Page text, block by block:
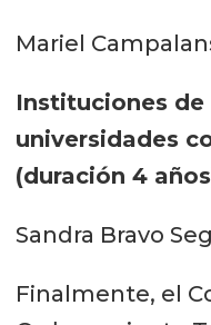
Mariel
Instituciones
universidades
(duración 4
Sandra Bravo
Finalmente, el